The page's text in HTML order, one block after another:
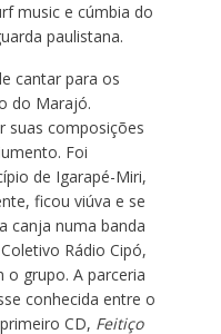
music e cúmbia do
paulistana.
cantar para os
do Marajó.
suas composições
Foi
de Igarapé-Miri,
ficou viúva e se
canja numa banda
Rádio Cipó,
grupo. A parceria
conhecida entre o
CD, Feitiço